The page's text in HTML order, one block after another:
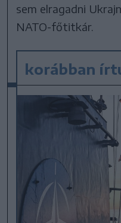
sem elragadni
NATO-főtitkár.
korábban